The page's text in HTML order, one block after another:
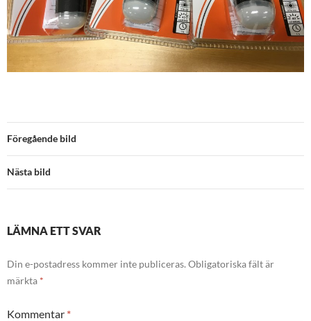
Föregående bild
Nästa bild
LÄMNA ETT SVAR
Din e-postadress kommer inte publiceras. Obligatoriska fält är
märkta *
Kommentar *